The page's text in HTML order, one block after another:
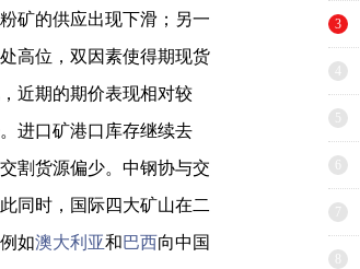
矿的供应出现下滑；另一
高位，双因素使得期现货
近期的期价表现相对较
进口矿港口库存继续去
割货源偏少。中钢协与交
同时，国际四大矿山在二
如澳大利亚和巴西向中国
3
5
7